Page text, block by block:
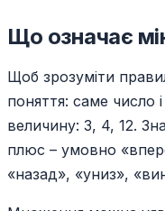
Що означає
Щоб зрозуміти
поняття: саме число
величину: 3, 4, 12.
плюс – умовно
«назад», «униз»,